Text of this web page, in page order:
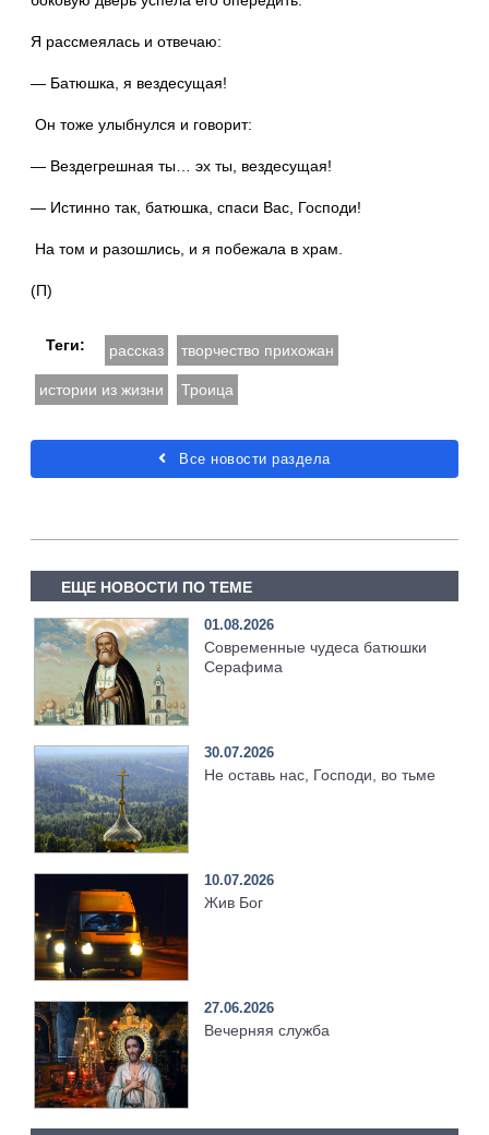
Я рассмеялась и отвечаю:
— Батюшка, я вездесущая!
Он тоже улыбнулся и говорит:
— Вездегрешная ты… эх ты, вездесущая!
— Истинно так, батюшка, спаси Вас, Господи!
На том и разошлись, и я побежала в храм.
(П)
Теги: рассказ творчество прихожан
истории из жизни Троица
Все новости раздела
ЕЩЕ НОВОСТИ ПО ТЕМЕ
01.08.2026
Современные чудеса батюшки
Серафима
30.07.2026
Не оставь нас, Господи, во тьме
10.07.2026
Жив Бог
27.06.2026
Вечерняя служба